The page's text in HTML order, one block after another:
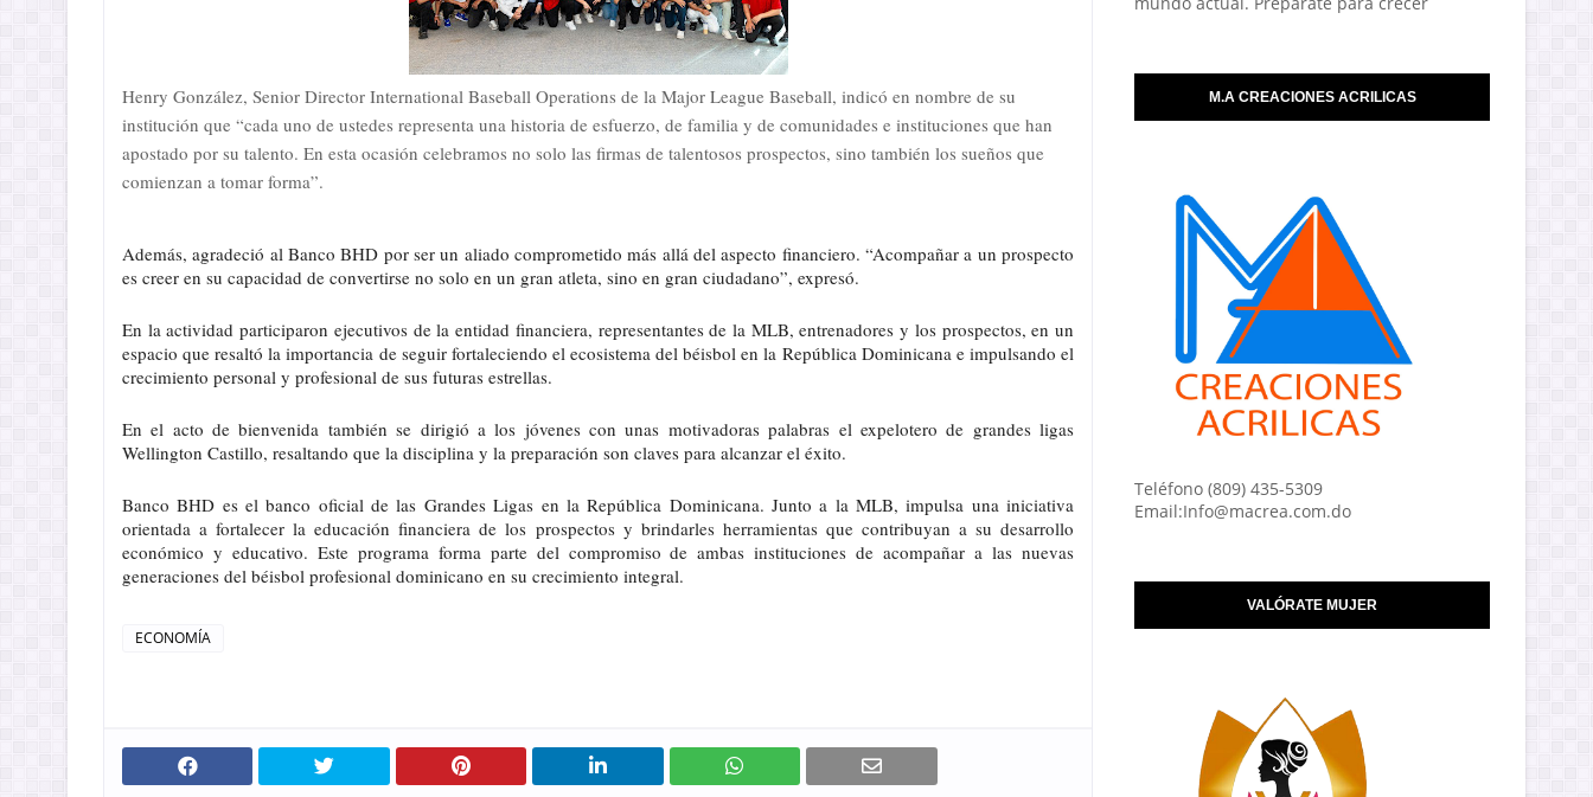
Henry González, Senior Director International Baseball Operations de la Major League Baseball, indicó en nombre de su
institución que “cada uno de ustedes representa una historia de esfuerzo, de familia y de comunidades e instituciones que han
apostado por su talento. En esta ocasión celebramos no solo las firmas de talentosos prospectos, sino también los sueños que
comienzan a tomar forma”.
Además, agradeció al Banco BHD por ser un aliado comprometido más allá del aspecto financiero. “Acompañar a un prospecto
es creer en su capacidad de convertirse no solo en un gran atleta, sino en gran ciudadano”, expresó.
En la actividad participaron ejecutivos de la entidad financiera, representantes de la MLB, entrenadores y los prospectos, en un
espacio que resaltó la importancia de seguir fortaleciendo el ecosistema del béisbol en la República Dominicana e impulsando el
crecimiento personal y profesional de sus futuras estrellas.
En el acto de bienvenida también se dirigió a los jóvenes con unas motivadoras palabras el expelotero de grandes ligas
Wellington Castillo, resaltando que la disciplina y la preparación son claves para alcanzar el éxito.
Banco BHD es el banco oficial de las Grandes Ligas en la República Dominicana. Junto a la MLB, impulsa una iniciativa
orientada a fortalecer la educación financiera de los prospectos y brindarles herramientas que contribuyan a su desarrollo
económico y educativo. Este programa forma parte del compromiso de ambas instituciones de acompañar a las nuevas
generaciones del béisbol profesional dominicano en su crecimiento integral.
ECONOMÍA
M.A CREACIONES ACRILICAS
Teléfono (809) 435-5309
Email:Info@macrea.com.do
VALÓRATE MUJER